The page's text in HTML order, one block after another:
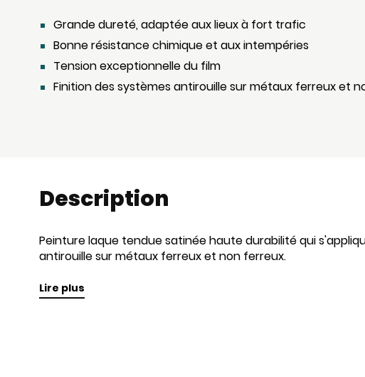
Grande dureté, adaptée aux lieux à fort trafic
Bonne résistance chimique et aux intempéries
Tension exceptionnelle du film
Finition des systèmes antirouille sur métaux ferreux et
Description
Peinture laque tendue satinée haute durabilité qui
antirouille sur métaux ferreux et non ferreux.
Lire plus